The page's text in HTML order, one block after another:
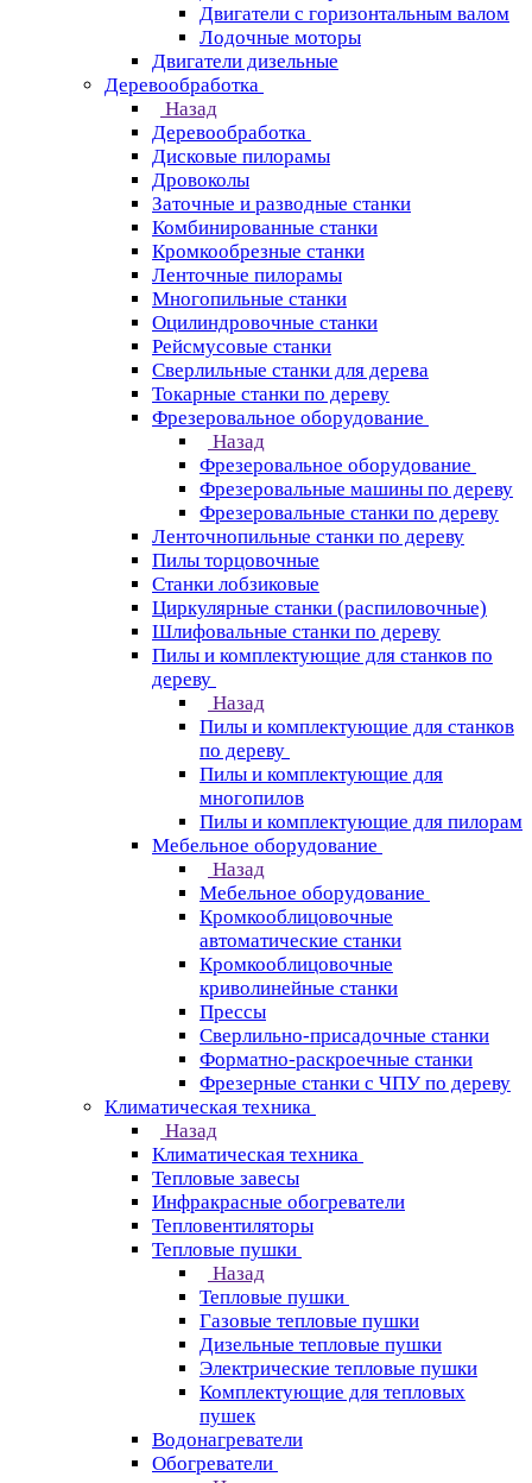
Двигатели с горизонтальным валом
Лодочные моторы
Двигатели дизельные
Деревообработка
Назад
Деревообработка
Дисковые пилорамы
Дровоколы
Заточные и разводные станки
Комбинированные станки
Кромкообрезные станки
Ленточные пилорамы
Многопильные станки
Оцилиндровочные станки
Рейсмусовые станки
Сверлильные станки для дерева
Токарные станки по дереву
Фрезеровальное оборудование
Назад
Фрезеровальное оборудование
Фрезеровальные машины по дереву
Фрезеровальные станки по дереву
Ленточнопильные станки по дереву
Пилы торцовочные
Станки лобзиковые
Циркулярные станки (распиловочные)
Шлифовальные станки по дереву
Пилы и комплектующие для станков по
дереву
Назад
Пилы и комплектующие для станков
по дереву
Пилы и комплектующие для
многопилов
Пилы и комплектующие для пилорам
Мебельное оборудование
Назад
Мебельное оборудование
Кромкооблицовочные
автоматические станки
Кромкооблицовочные
криволинейные станки
Прессы
Сверлильно-присадочные станки
Форматно-раскроечные станки
Фрезерные станки с ЧПУ по дереву
Климатическая техника
Назад
Климатическая техника
Тепловые завесы
Инфракрасные обогреватели
Тепловентиляторы
Тепловые пушки
Назад
Тепловые пушки
Газовые тепловые пушки
Дизельные тепловые пушки
Электрические тепловые пушки
Комплектующие для тепловых
пушек
Водонагреватели
Обогреватели